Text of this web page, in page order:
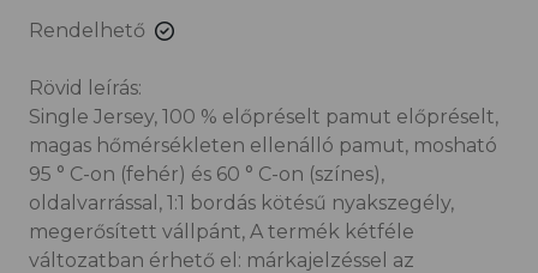
Rendelhető
Rövid leírás:
Single Jersey, 100 % előpréselt pamut előpréselt,
magas hőmérsékleten ellenálló pamut, mosható
95 ° C-on (fehér) és 60 ° C-on (színes),
oldalvarrással, 1:1 bordás kötésű nyakszegély,
megerősített vállpánt, A termék kétféle
változatban érhető el: márkajelzéssel az